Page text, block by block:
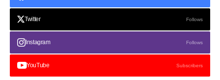
Twitter Follows
Instagram Follows
YouTube Subscribers